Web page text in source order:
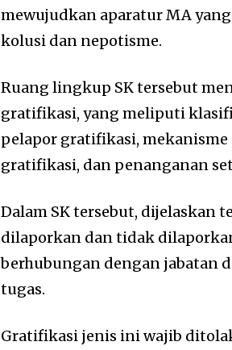
mewujudkan aparatur MA
kolusi dan nepotisme.
Ruang lingkup SK tersebut
gratifikasi, yang meliputi
pelapor gratifikasi,
gratifikasi, dan penanganan
Dalam SK tersebut, dijelaskan
dilaporkan dan tidak
berhubungan dengan jabatan
tugas.
Gratifikasi jenis ini wajib